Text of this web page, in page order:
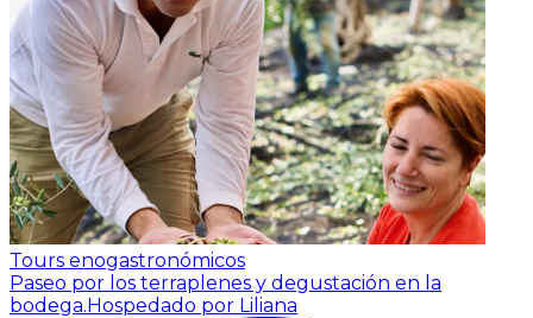
Tours enogastronómicos
Paseo por los terraplenes y degustación en la
bodega.Hospedado por Liliana